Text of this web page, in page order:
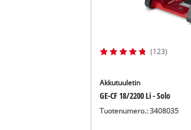
(123)
Akkutuuletin
GE-CF 18/2200 Li - Solo
Tuotenumero.: 3408035